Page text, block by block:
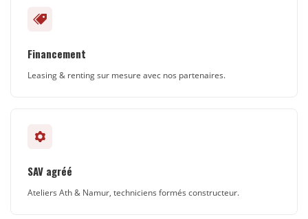
Financement
Leasing & renting sur mesure avec nos partenaires.
SAV agréé
Ateliers Ath & Namur, techniciens formés constructeur.